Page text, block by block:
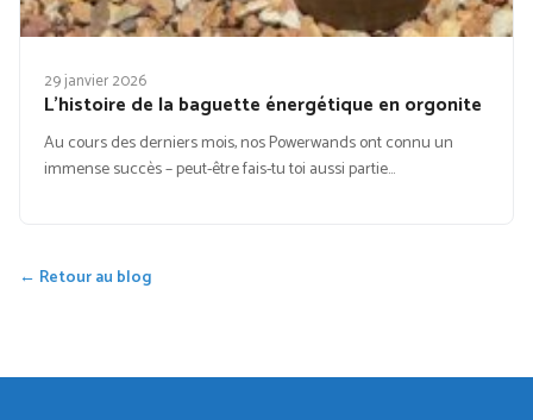
29 janvier 2026
L’histoire de la baguette énergétique en orgonite
Au cours des derniers mois, nos Powerwands ont connu un
immense succès – peut-être fais-tu toi aussi partie…
← Retour au blog